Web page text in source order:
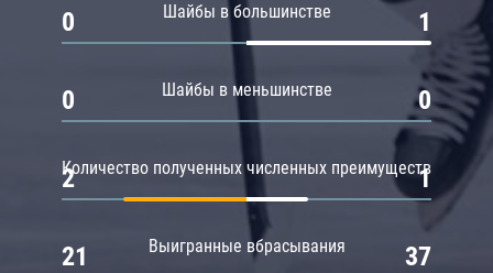
Шайбы в большинстве
0 1
Шайбы в меньшинстве
0 0
Количество полученных численных преимуществ
2 1
Выигранные вбрасывания
21 37